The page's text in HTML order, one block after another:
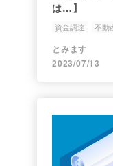
は…】
資金調達 不動
とみます
2023/07/13